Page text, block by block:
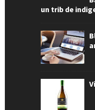
un trib de